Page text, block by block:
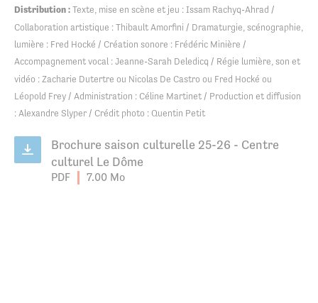
Distribution : Texte, mise en scène et jeu : Issam Rachyq-Ahrad /
Collaboration artistique : Thibault Amorfini / Dramaturgie, scénographie,
lumière : Fred Hocké / Création sonore : Frédéric Minière /
Accompagnement vocal : Jeanne-Sarah Deledicq / Régie lumière, son et
vidéo : Zacharie Dutertre ou Nicolas De Castro ou Fred Hocké ou
Léopold Frey / Administration : Céline Martinet / Production et diffusion
: Alexandre Slyper / Crédit photo : Quentin Petit
Brochure saison culturelle 25-26 - Centre
culturel Le Dôme
PDF 7.00 Mo